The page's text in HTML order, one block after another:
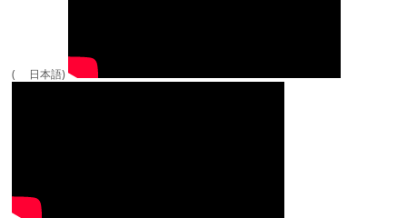
( 日本語)